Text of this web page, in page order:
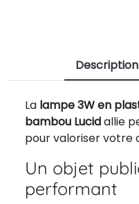
Description
La lampe 3W en
bambou Lucidallie
pour valoriser votre
Un objet
performant